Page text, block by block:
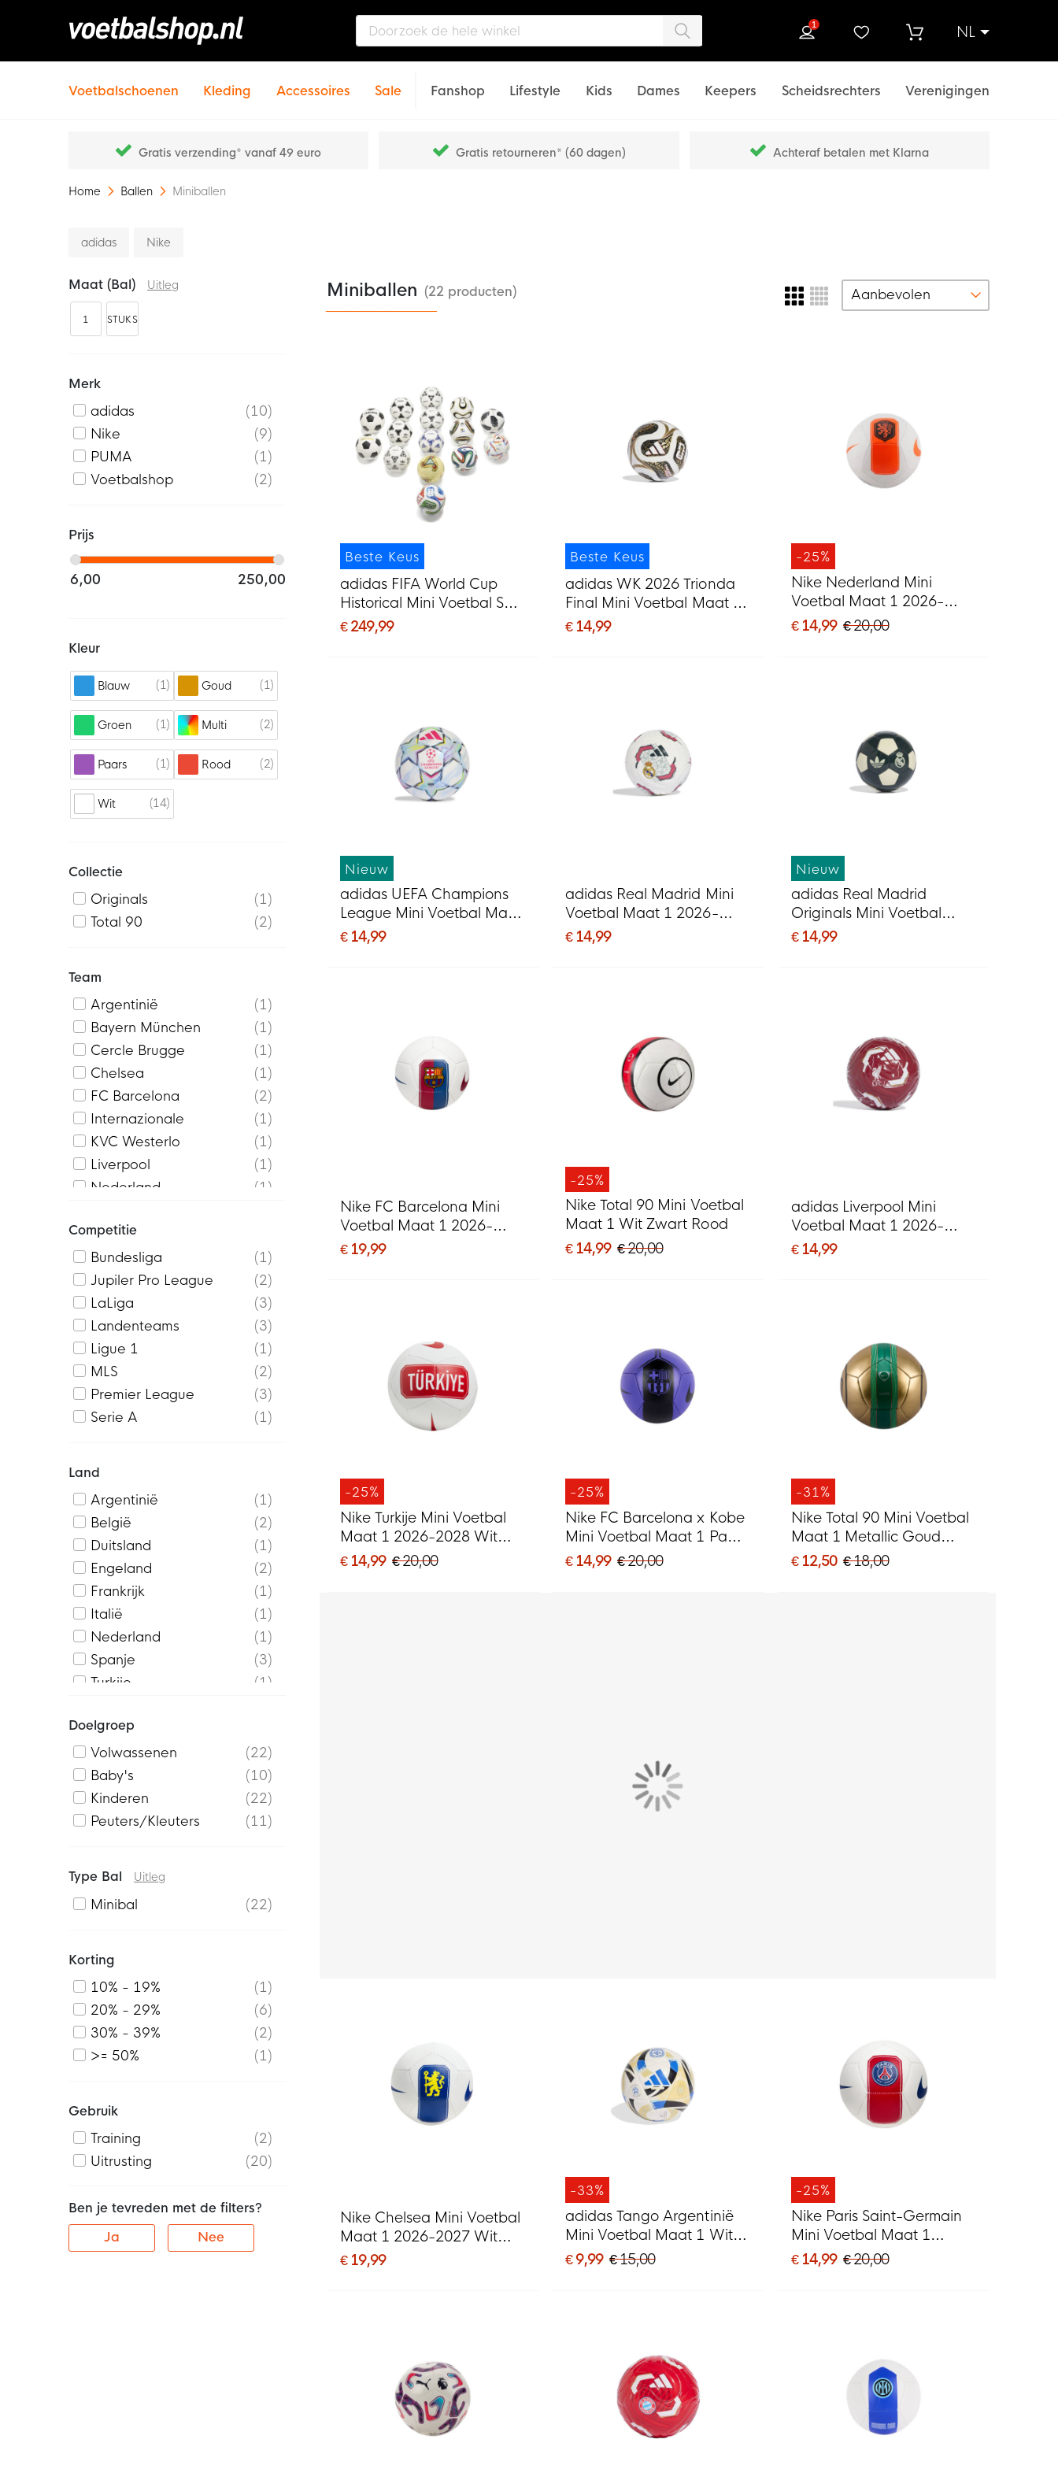
NL
1
Voetbalschoenen Kleding Accessoires Sale Fanshop Lifestyle Kids Dames Keepers Scheidsrechters Verenigingen
Gratis verzending* vanaf 49 euro Gratis retourneren* (60 dagen) Achteraf betalen met Klarna
Home Ballen Miniballen
adidas Nike
Miniballen (22 producten)
Beste Keus
adidas FIFA World Cup
Historical Mini Voetbal Set
15 Ballen
€ 249,99
Beste Keus
adidas WK 2026 Trionda
Final Mini Voetbal Maat 1
Wit Zwart Goud
€ 14,99
-25%
Nike Nederland Mini
Voetbal Maat 1 2026-
2028 Wit Oranje Zwart
€ 14,99 € 20,00
Nieuw
adidas UEFA Champions
League Mini Voetbal Maat
1 2026-2027 Wit Roze
€ 14,99
adidas Real Madrid Mini
Voetbal Maat 1 2026-
2027 Wit Zwart Roze
€ 14,99
Nieuw
adidas Real Madrid
Originals Mini Voetbal
Maat 1 2026-2027
€ 14,99
Nike FC Barcelona Mini
Voetbal Maat 1 2026-
2027 Wit Blauw Rood
€ 19,99
-25%
Nike Total 90 Mini Voetbal
Maat 1 Wit Zwart Rood
€ 14,99 € 20,00
adidas Liverpool Mini
Voetbal Maat 1 2026-
2027 Rood Wit Goud
€ 14,99
-25%
Nike Turkije Mini Voetbal
Maat 1 2026-2028 Wit
Rood
€ 14,99 € 20,00
-25%
Nike FC Barcelona x Kobe
Mini Voetbal Maat 1 Paars
Zwart
€ 14,99 € 20,00
-31%
Nike Total 90 Mini Voetbal
Maat 1 Metallic Goud
Groen Zwart
€ 12,50 € 18,00
Nike Chelsea Mini Voetbal
Maat 1 2026-2027 Wit
Blauw Geel
€ 19,99
-33%
adidas Tango Argentinië
Mini Voetbal Maat 1 Wit
Beige Blauw
€ 9,99 € 15,00
-25%
Nike Paris Saint-Germain
Mini Voetbal Maat 1
2026-2027 Wit
Donkerblauw Rood
€ 14,99 € 20,00
Maat (bal) Uitleg
1 STUKS
Merk
adidas
10
Nike
9
PUMA
1
Voetbalshop
2
Prijs
6,00 250,00
Kleur
Blauw 1 Goud 1
Groen 1 Multi 2
Paars 1 Rood 2
Wit 14
Collectie
Originals
1
Total 90
2
Team
Argentinië
1
Bayern München
1
Cercle Brugge
1
Chelsea
1
FC Barcelona
2
Internazionale
1
KVC Westerlo
1
Liverpool
1
Nederland
1
Real Madrid
Turkije
1
Competitie
Bundesliga
1
Jupiler Pro League
2
LaLiga
3
Landenteams
3
Ligue 1
1
MLS
2
Premier League
3
Serie A
1
Land
Argentinië
1
België
2
Duitsland
1
Engeland
2
Frankrijk
1
Italië
1
Nederland
1
Spanje
3
Turkije
1
Doelgroep
Volwassenen
22
Baby's
10
Kinderen
22
Peuters/Kleuters
11
Type Bal Uitleg
Minibal 22
Korting
10% - 19%
1
20% - 29%
6
30% - 39%
2
>= 50%
1
Gebruik
Training
2
Uitrusting
20
Ben je tevreden met de filters?
Ja
Nee